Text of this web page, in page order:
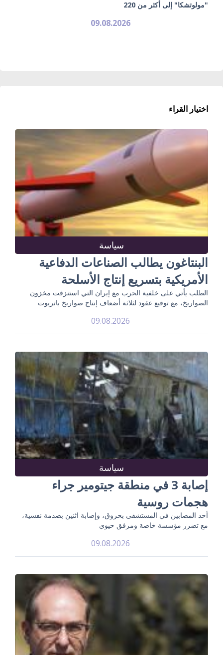
"مولوتشكا" إلى أكثر من 220
09.08.2026
اختيار القراء
سياسة
البنتاغون يطالب الصناعات الدفاعية
الأمريكية بتسريع إنتاج الأسلحة
الطلب يأتي على خلفية الحرب مع إيران التي استنزفت مخزون
الصواريخ، مع توقيع عقود لثلاثة أضعاف إنتاج صواريخ باتريوت
09.08.2026
سياسة
إصابة 3 في منطقة جيتومير جراء
هجمات روسية
أحد المصابين في المستشفى بحروق، وإصابة اثنين بصدمة نفسية،
مع تضرر مؤسسة خاصة ومرفق حيوي
09.08.2026